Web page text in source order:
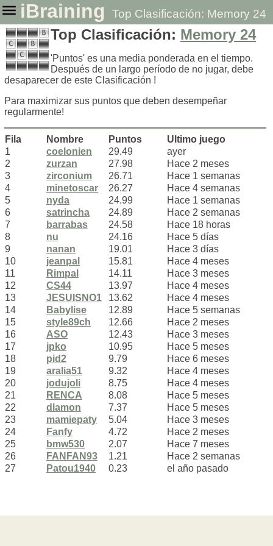
iBraining Top Clasificación: Memory 24
Top Clasificación: Memory 24
'Puntos' es una media ponderada en el tiempo.
Después de un largo período de no jugar, debe
desaparecer de este Clasificación !
Para maximizar sus puntos que deben desempeñar
regularmente!
Fila Nombre Puntos
Ultimo juego
1
coelonien 29.49
ayer
2
zurzan 27.98
Hace 2 meses
3
zirconium 26.71
Hace 1 semanas
4
minetoscar 26.27
Hace 4 semanas
5
nyda 24.99
Hace 1 semanas
6
satrincha 24.89
Hace 2 semanas
7
barrabas 24.58
Hace 18 horas
8
nu 24.16
Hace 5 días
9
nanan 19.01
Hace 3 días
10
jeanpal 15.81
Hace 4 meses
11
Rimpal 14.11
Hace 3 meses
12
CS44 13.97
Hace 4 meses
13
JESUISNO1 13.62
Hace 4 meses
14
Babylise 12.89
Hace 5 semanas
15
style89ch 12.66
Hace 2 meses
16
ASO 12.43
Hace 3 meses
17
jpko 10.95
Hace 5 meses
18
pid2 9.79
Hace 6 meses
19
aralia51 9.32
Hace 4 meses
20
jodujoli 8.75
Hace 4 meses
21
RENCA 8.08
Hace 5 meses
22
dlamon 7.37
Hace 5 meses
23
mamiepaty 5.04
Hace 3 meses
24
Fanfy 4.72
Hace 2 meses
25
bmw530 2.07
Hace 7 meses
26
FANFAN93 1.21
Hace 2 semanas
27
Patou1940 0.23 el año pasado